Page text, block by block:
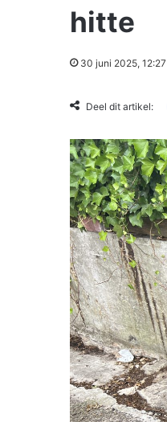
hitte
30 juni 2025, 12:27
Deel dit artikel: